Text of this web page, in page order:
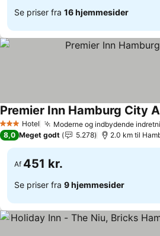
Se priser fra 16 hjemmesider
3 StjernerHotel Moderne og indbydende
Premier Inn Hamburg City
8,0 Meget godt 5.278 2.0 km til
Af 451 kr.
Se priser fra 9 hjemmesider